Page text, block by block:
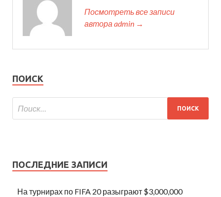
Посмотреть все записи
автора admin →
ПОИСК
ПОСЛЕДНИЕ ЗАПИСИ
На турнирах по FIFA 20 разыграют $3,000,000